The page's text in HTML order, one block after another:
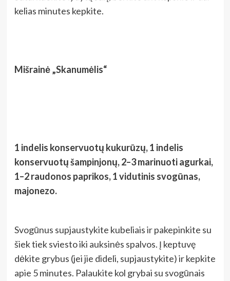
kelias minutes kepkite.
Mišrainė „Skanumėlis“
1 indelis konservuotų kukurūzų, 1 indelis
konservuotų šampinjonų, 2–3 marinuoti agurkai,
1–2 raudonos paprikos, 1 vidutinis svogūnas,
majonezo.
Svogūnus supjaustykite kubeliais ir pakepinkite su
šiek tiek sviesto iki auksinės spalvos. Į keptuvę
dėkite grybus (jei jie dideli, supjaustykite) ir kepkite
apie 5 minutes. Palaukite kol grybai su svogūnais